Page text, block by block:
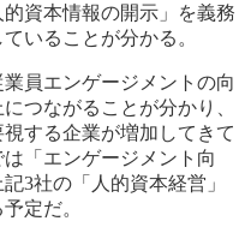
資本情報の開示」を義務
いることが分かる。
員エンゲージメントの向
つながることが分かり、
する企業が増加してきて
「エンゲージメント向
3社の「人的資本経営」
定だ。